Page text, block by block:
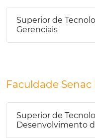
Superior de
Gerenciais
Faculdade
Superior de
Desenvolvimento